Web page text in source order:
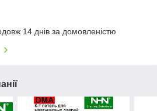
14 днів за домовленістю